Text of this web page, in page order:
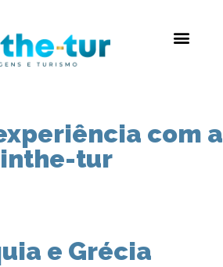
com a
tur
e Grécia